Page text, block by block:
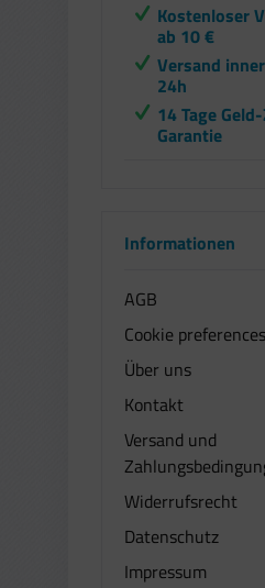
Kostenloser
ab 10 €
Versand
24h
14 Tage
Garantie
Informationen
AGB
Cookie preferences
Über uns
Kontakt
Versand und
Widerrufsrecht
Datenschutz
Impressum